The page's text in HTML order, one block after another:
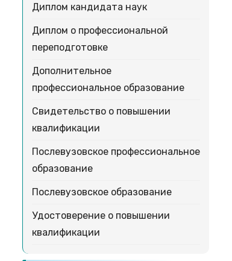
Диплом кандидата наук
Диплом о профессиональной
переподготовке
Дополнительное
профессиональное образование
Свидетельство о повышении
квалификации
Послевузовское профессиональное
образование
Послевузовское образование
Удостоверение о повышении
квалификации